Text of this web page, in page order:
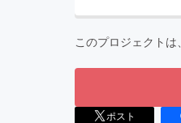
このプロジェクトは、
ポスト